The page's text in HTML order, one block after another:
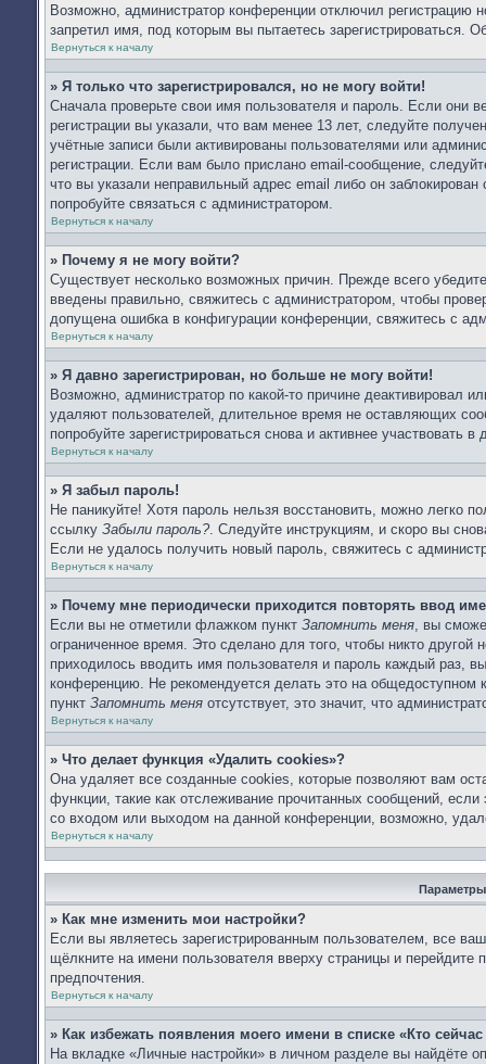
Возможно, администратор конференции отключил регистрацию
запретил имя, под которым вы пытаетесь зарегистрироваться.
Вернуться к началу
» Я только что зарегистрировался, но не могу войти!
Сначала проверьте свои имя пользователя и пароль. Если они
регистрации вы указали, что вам менее 13 лет, следуйте
учётные записи были активированы пользователями или
регистрации. Если вам было прислано email-сообщение,
что вы указали неправильный адрес email либо он
попробуйте связаться с администратором.
Вернуться к началу
» Почему я не могу войти?
Существует несколько возможных причин. Прежде всего
введены правильно, свяжитесь с администратором, чтобы
допущена ошибка в конфигурации конференции, свяжитесь с
Вернуться к началу
» Я давно зарегистрирован, но больше не могу войти!
Возможно, администратор по какой-то причине деактивировал
удаляют пользователей, длительное время не оставляющих
попробуйте зарегистрироваться снова и активнее участвовать в
Вернуться к началу
» Я забыл пароль!
Не паникуйте! Хотя пароль нельзя восстановить, можно легко
ссылку Забыли пароль?. Следуйте инструкциям, и скоро вы
Если не удалось получить новый пароль, свяжитесь с
Вернуться к началу
» Почему мне периодически приходится повторять ввод
Если вы не отметили флажком пункт Запомнить меня, вы
ограниченное время. Это сделано для того, чтобы никто
приходилось вводить имя пользователя и пароль каждый раз,
конференцию. Не рекомендуется делать это на общедоступном
пункт Запомнить меня отсутствует, это значит, что
Вернуться к началу
» Что делает функция «Удалить cookies»?
Она удаляет все созданные cookies, которые позволяют вам
функции, такие как отслеживание прочитанных сообщений,
со входом или выходом на данной конференции, возможно,
Вернуться к началу
Параметры
» Как мне изменить мои настройки?
Если вы являетесь зарегистрированным пользователем, все
щёлкните на имени пользователя вверху страницы и перейдите
предпочтения.
Вернуться к началу
» Как избежать появления моего имени в списке «Кто
На вкладке «Личные настройки» в личном разделе вы найдёте